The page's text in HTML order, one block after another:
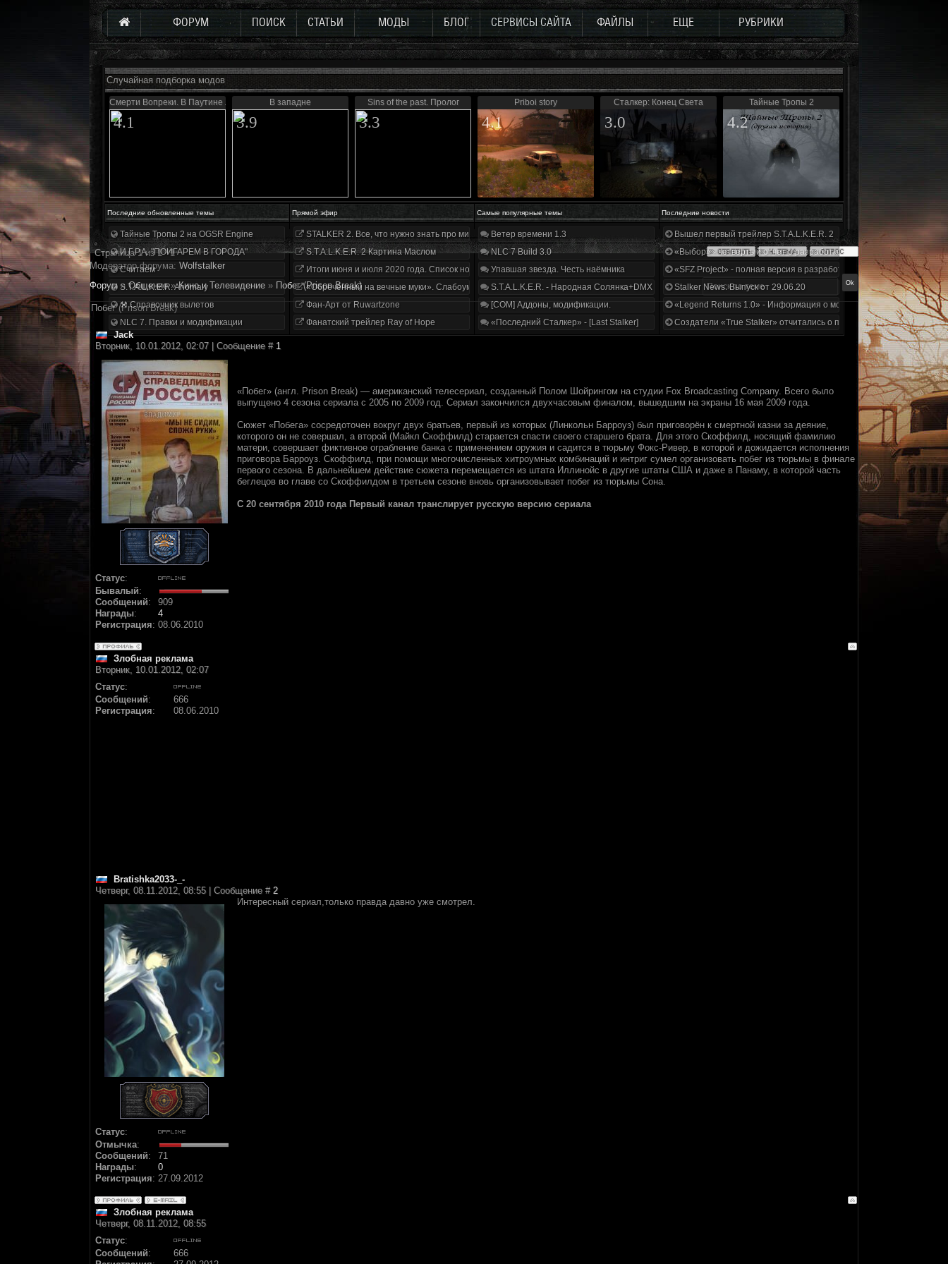
ФОРУМ ПОИСК СТАТЬИ МОДЫ БЛОГ СЕРВИСЫ САЙТА ФАЙЛЫ ЕЩЕ РУБРИКИ
Случайная подборка модов
Смерти Вопреки. В Паутине лжи
4.1
В западне
3.9
Sins of the past. Пролог
3.3
Priboi story
4.1
Сталкер: Конец Света
3.0
Тайные Тропы 2
4.2
Последние обновленные темы Прямой эфир Самые популярные темы Последние новости
Тайные Тропы 2 на OGSR Engine
И.Г.Р.А. "ПОИГАРЕМ В ГОРОДА"
Считаем
S.T.A.L.K.E.R. Anomaly
⚒ Справочник вылетов
NLC 7. Правки и модификации
STALKER 2. Все, что нужно знать про мир, геймплей и сюжет | Разбор трейлера
S.T.A.L.K.E.R. 2 Картина Маслом
Итоги июня и июля 2020 года. Список нововведений
«Обречённый на вечные муки». Слабоумие и отвага
Фан-Арт от Ruwartzone
Фанатский трейлер Ray of Hope
Ветер времени 1.3
NLC 7 Build 3.0
Упавшая звезда. Честь наёмника
S.T.A.L.K.E.R. - Народная Солянка+DMX 1.3.5.ООП.МА.К.
[COM] Аддоны, модификации.
«Последний Сталкер» - [Last Stalker]
Вышел первый трейлер S.T.A.L.K.E.R. 2
«Выбор» - четвертый отчет о разработке!
«SFZ Project» - полная версия в разработке!
Stalker News. Выпуск от 29.06.20
«Legend Returns 1.0» - Информация о моде за июнь 2020
Создатели «True Stalker» отчитались о проделанной работе
Страница1из1
1
Модератор форума: Wolfstalker
Форум » Общение » Кино и Телевидение » Побег (Prison Break)
Побег (Prison Break)
Jack
Вторник, 10.01.2012, 02:07 | Сообщение # 1
Статус:
Бывалый:
Сообщений:
909
Награды:
4
Регистрация: 08.06.2010
«Побег» (англ. Prison Break) — американский телесериал, созданный Полом Шойрингом на студии Fox Broadcasting Company. Всего было
выпущено 4 сезона сериала с 2005 по 2009 год. Сериал закончился двухчасовым финалом, вышедшим на экраны 16 мая 2009 года.
Сюжет «Побега» сосредоточен вокруг двух братьев, первый из которых (Линкольн Барроуз) был приговорён к смертной казни за деяние,
которого он не совершал, а второй (Майкл Скоффилд) старается спасти своего старшего брата. Для этого Скоффилд, носящий фамилию
матери, совершает фиктивное ограбление банка с применением оружия и садится в тюрьму Фокс-Ривер, в которой и дожидается исполнения
приговора Барроуз. Скоффилд, при помощи многочисленных хитроумных комбинаций и интриг сумел организовать побег из тюрьмы в финале
первого сезона. В дальнейшем действие сюжета перемещается из штата Иллинойс в другие штаты США и даже в Панаму, в которой часть
беглецов во главе со Скоффилдом в третьем сезоне вновь организовывает побег из тюрьмы Сона.
С 20 сентября 2010 года Первый канал транслирует русскую версию сериала
Злобная реклама
Вторник, 10.01.2012, 02:07
Статус:
Сообщений:
666
Регистрация: 08.06.2010
Bratishka2033-_-
Четверг, 08.11.2012, 08:55 | Сообщение # 2
Статус:
Отмычка:
Сообщений:
71
Награды:
0
Регистрация: 27.09.2012
Интересный сериал,только правда давно уже смотрел.
Злобная реклама
Четверг, 08.11.2012, 08:55
Статус:
Сообщений:
666